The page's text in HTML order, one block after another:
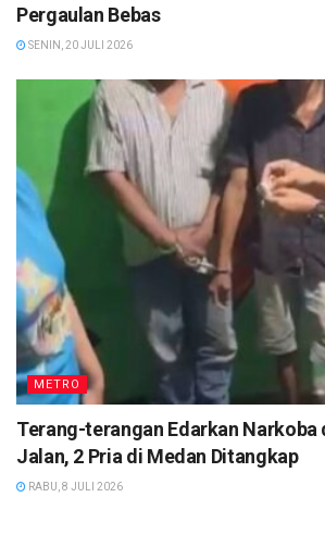
Pergaulan Bebas
SENIN, 20 JULI 2026
METRO
Terang-terangan Edarkan Narkoba
Jalan, 2 Pria di Medan Ditangkap
RABU, 8 JULI 2026